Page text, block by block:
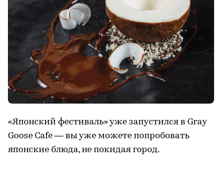
«Японский фестиваль» уже запустился в Gray
Goose Cafe — вы уже можете попробовать
японские блюда, не покидая город.